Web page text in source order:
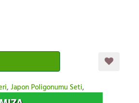
, Japon Poligonumu Seti,